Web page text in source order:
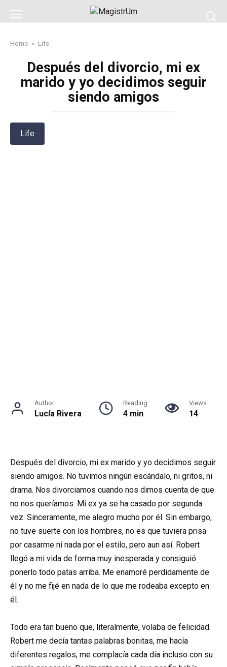
Home » Life
Después del divorcio, mi ex
marido y yo decidimos seguir
siendo amigos
Life
Author
Lucía Rivera
Reading
4 min
Views
14
Después del divorcio, mi ex marido y yo decidimos seguir
siendo amigos. No tuvimos ningún escándalo, ni gritos, ni
drama. Nos divorciamos cuando nos dimos cuenta de que
no nos queríamos. Mi ex ya se ha casado por segunda
vez. Sinceramente, me alegro mucho por él. Sin embargo,
no tuve suerte con los hombres, no es que tuviera prisa
por casarme ni nada por el estilo, pero aun así. Robert
llegó a mi vida de forma muy inesperada y consiguió
ponerlo todo patas arriba. Me enamoré perdidamente de
él y no me fijé en nada de lo que me rodeaba excepto en
él.
Todo era tan bueno que, literalmente, volaba de felicidad.
Robert me decía tantas palabras bonitas, me hacía
diferentes regalos, me complacía cada día incluso con su